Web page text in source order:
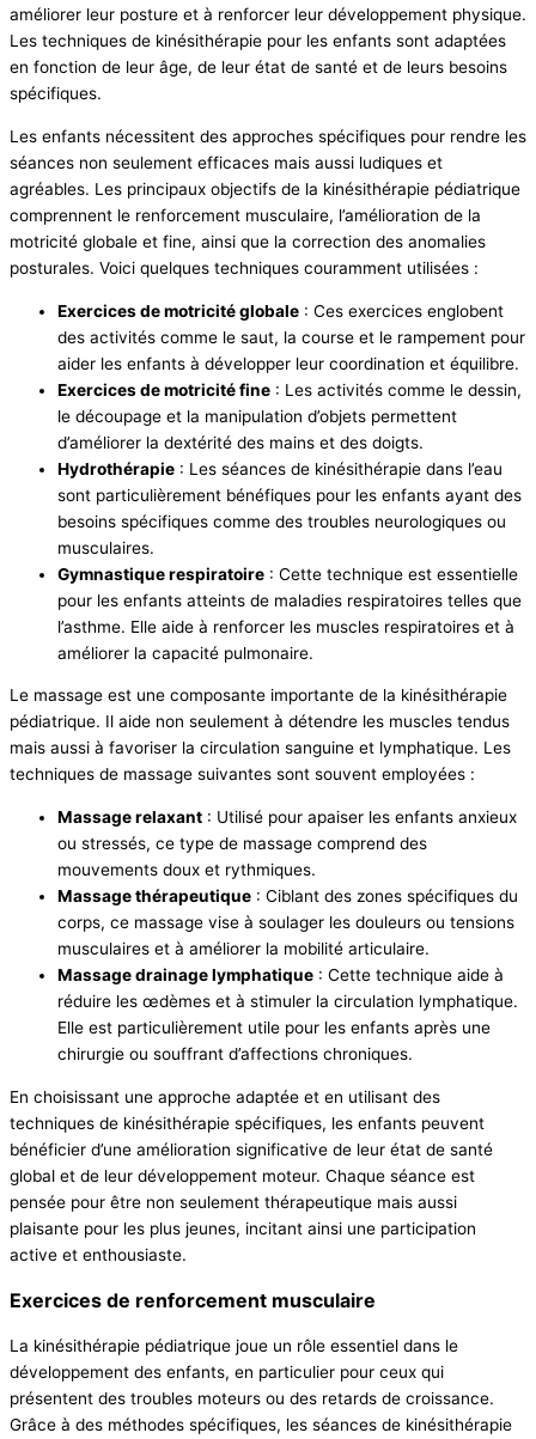
améliorer leur posture et à renforcer leur développement physique.
Les techniques de kinésithérapie pour les enfants sont adaptées
en fonction de leur âge, de leur état de santé et de leurs besoins
spécifiques.
Les enfants nécessitent des approches spécifiques pour rendre les
séances non seulement efficaces mais aussi ludiques et
agréables. Les principaux objectifs de la kinésithérapie pédiatrique
comprennent le renforcement musculaire, l’amélioration de la
motricité globale et fine, ainsi que la correction des anomalies
posturales. Voici quelques techniques couramment utilisées :
Exercices de motricité globale : Ces exercices englobent
des activités comme le saut, la course et le rampement pour
aider les enfants à développer leur coordination et équilibre.
Exercices de motricité fine : Les activités comme le dessin,
le découpage et la manipulation d’objets permettent
d’améliorer la dextérité des mains et des doigts.
Hydrothérapie : Les séances de kinésithérapie dans l’eau
sont particulièrement bénéfiques pour les enfants ayant des
besoins spécifiques comme des troubles neurologiques ou
musculaires.
Gymnastique respiratoire : Cette technique est essentielle
pour les enfants atteints de maladies respiratoires telles que
l’asthme. Elle aide à renforcer les muscles respiratoires et à
améliorer la capacité pulmonaire.
Le massage est une composante importante de la kinésithérapie
pédiatrique. Il aide non seulement à détendre les muscles tendus
mais aussi à favoriser la circulation sanguine et lymphatique. Les
techniques de massage suivantes sont souvent employées :
Massage relaxant : Utilisé pour apaiser les enfants anxieux
ou stressés, ce type de massage comprend des
mouvements doux et rythmiques.
Massage thérapeutique : Ciblant des zones spécifiques du
corps, ce massage vise à soulager les douleurs ou tensions
musculaires et à améliorer la mobilité articulaire.
Massage drainage lymphatique : Cette technique aide à
réduire les œdèmes et à stimuler la circulation lymphatique.
Elle est particulièrement utile pour les enfants après une
chirurgie ou souffrant d’affections chroniques.
En choisissant une approche adaptée et en utilisant des
techniques de kinésithérapie spécifiques, les enfants peuvent
bénéficier d’une amélioration significative de leur état de santé
global et de leur développement moteur. Chaque séance est
pensée pour être non seulement thérapeutique mais aussi
plaisante pour les plus jeunes, incitant ainsi une participation
active et enthousiaste.
Exercices de renforcement musculaire
La kinésithérapie pédiatrique joue un rôle essentiel dans le
développement des enfants, en particulier pour ceux qui
présentent des troubles moteurs ou des retards de croissance.
Grâce à des méthodes spécifiques, les séances de kinésithérapie